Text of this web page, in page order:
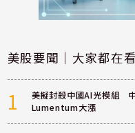
美股要聞｜大家都在看
1
美擬封殺中國AI光模組
Lumentum大漲